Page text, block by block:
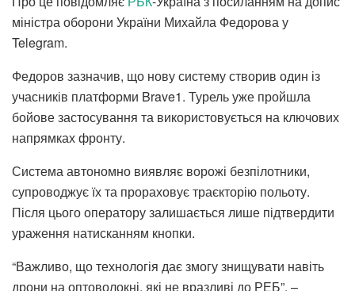
міністра оборони України Михайла Федорова у
Telegram.
Федоров зазначив, що нову систему створив один із
учасників платформи Brave1. Турель уже пройшла
бойове застосування та використовується на ключових
напрямках фронту.
Система автономно виявляє ворожі безпілотники,
супроводжує їх та прораховує траєкторію польоту.
Після цього оператору залишається лише підтвердити
ураження натисканням кнопки.
“Важливо, що технологія дає змогу знищувати навіть
дрони на оптоволокні, які не вразливі до РЕБ”, –